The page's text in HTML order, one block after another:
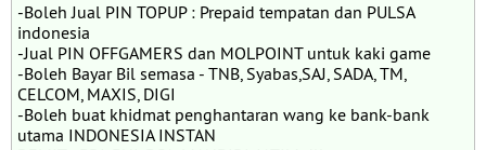
-Boleh Jual PIN TOPUP : Prepaid tempatan dan PULSA
indonesia
-Jual PIN OFFGAMERS dan MOLPOINT untuk kaki game
-Boleh Bayar Bil semasa - TNB, Syabas,SAJ, SADA, TM,
CELCOM, MAXIS, DIGI
-Boleh buat khidmat penghantaran wang ke bank-bank
utama INDONESIA INSTAN